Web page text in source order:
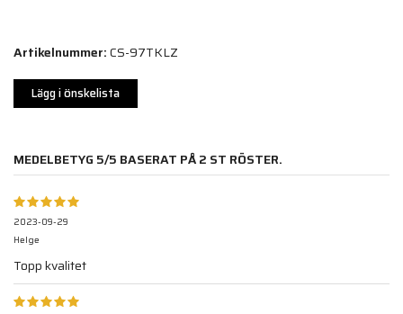
Artikelnummer:CS-97TKLZ
Lägg i önskelista
MEDELBETYG 5/5 BASERAT PÅ2 ST RÖSTER.
2023-09-29
Helge
Topp kvalitet